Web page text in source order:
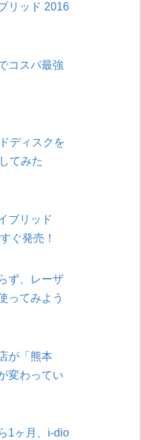
リッド 2016
コスパ最強
ディスクを
てみた
ブリッド
ぐ発売！
ず、レーザ
ってみよう
が「熊本
変わってい
1ヶ月、i-dio